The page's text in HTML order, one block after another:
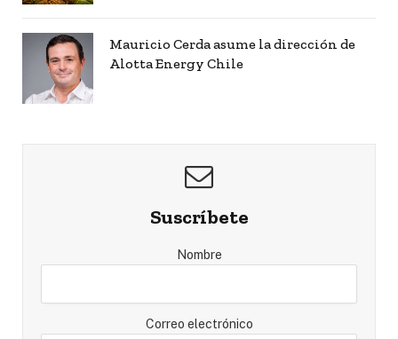
Mauricio Cerda asume la dirección de
Alotta Energy Chile
Suscríbete
Nombre
Correo electrónico